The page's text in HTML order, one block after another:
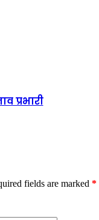
प्रभारी
fields are marked *